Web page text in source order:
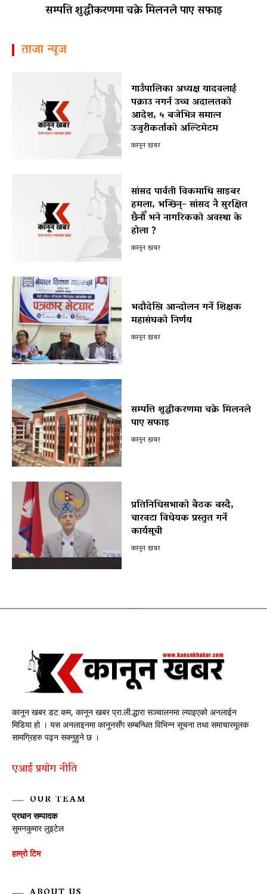
सम्पत्ति शुद्धीकरणमा चक्रे मिलनले पाए सफाइ
ताजा न्यूज
गाउँपालिका अध्यक्ष यादवलाई
पक्राउ नगर्न उच्च अदालतको
आदेश, ५ बजेभित्र समात्न
उजुरीकर्ताको अल्टिमेटम
कानून खबर
सांसद पार्वती विकमाथि साइबर
हमला, भन्छिन्– सांसद नै सुरक्षित
छैनौँ भने नागरिकको अवस्था के
होला ?
कानून खबर
भदौदेखि आन्दोलन गर्ने शिक्षक
महासंघको निर्णय
कानून खबर
सम्पत्ति शुद्धीकरणमा चक्रे मिलनले
पाए सफाइ
कानून खबर
प्रतिनिधिसभाको बैठक बस्दै,
चारवटा विधेयक प्रस्तुत गर्ने
कार्यसूची
कानून खबर
कानून खबर डट कम, कानून खबर प्रा.ली.द्धारा सञ्चालनमा ल्याइएको अनलाईन
मिडिया हो । यस अनलाइनमा कानूनसँग सम्बन्धित विभिन्न सूचना तथा समाचारमूलक
सामग्रिहरु पढ्न सक्नुहुने छ ।
एआई प्रयाेग नीति
OUR TEAM
प्रधान सम्पादक
सुमनकुमार लुइटेल
हाम्रो टिम